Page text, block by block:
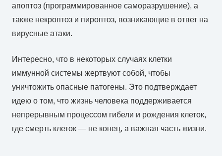
апоптоз (программированное саморазрушение), а
также некроптоз и пироптоз, возникающие в ответ на
вирусные атаки.
Интересно, что в некоторых случаях клетки
иммунной системы жертвуют собой, чтобы
уничтожить опасные патогены. Это подтверждает
идею о том, что жизнь человека поддерживается
непрерывным процессом гибели и рождения клеток,
где смерть клеток — не конец, а важная часть жизни.